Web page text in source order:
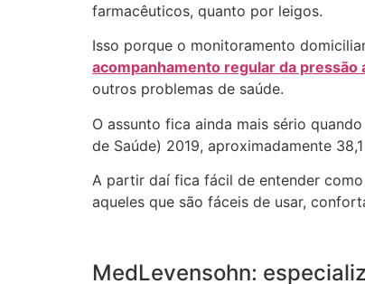
farmacêuticos, quanto por leigos.
Isso porque o monitoramento
acompanhamento regular da pressão
outros problemas de saúde.
O assunto fica ainda mais sério
de Saúde) 2019, aproximadamente
A partir daí fica fácil de entender
aqueles que são fáceis de usar,
MedLevensohn: